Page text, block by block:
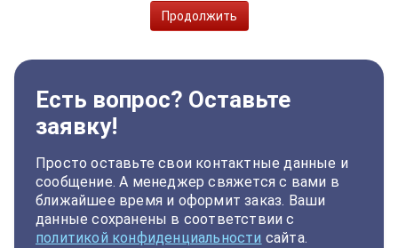
Продолжить
Есть вопрос? Оставьте
заявку!
Просто оставьте свои контактные данные и
сообщение. А менеджер свяжется с вами в
ближайшее время и оформит заказ. Ваши
данные сохранены в соответствии с
политикой конфиденциальности сайта.